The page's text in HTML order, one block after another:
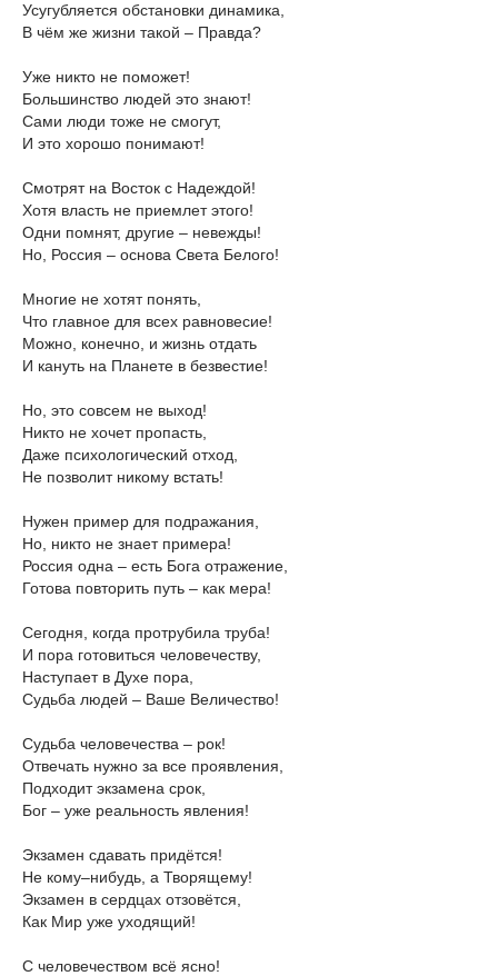
Усугубляется обстановки динамика,
В чём же жизни такой – Правда?
Уже никто не поможет!
Большинство людей это знают!
Сами люди тоже не смогут,
И это хорошо понимают!
Смотрят на Восток с Надеждой!
Хотя власть не приемлет этого!
Одни помнят, другие – невежды!
Но, Россия – основа Света Белого!
Многие не хотят понять,
Что главное для всех равновесие!
Можно, конечно, и жизнь отдать
И кануть на Планете в безвестие!
Но, это совсем не выход!
Никто не хочет пропасть,
Даже психологический отход,
Не позволит никому встать!
Нужен пример для подражания,
Но, никто не знает примера!
Россия одна – есть Бога отражение,
Готова повторить путь – как мера!
Сегодня, когда протрубила труба!
И пора готовиться человечеству,
Наступает в Духе пора,
Судьба людей – Ваше Величество!
Судьба человечества – рок!
Отвечать нужно за все проявления,
Подходит экзамена срок,
Бог – уже реальность явления!
Экзамен сдавать придётся!
Не кому–нибудь, а Творящему!
Экзамен в сердцах отзовётся,
Как Мир уже уходящий!
С человечеством всё ясно!